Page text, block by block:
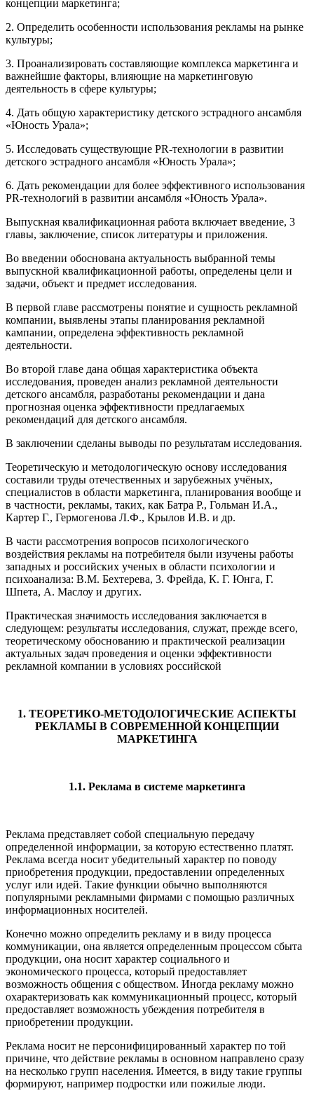
концепции маркетинга;
2. Определить особенности использования рекламы на рынке
культуры;
3. Проанализировать составляющие комплекса маркетинга и
важнейшие факторы, влияющие на маркетинговую
деятельность в сфере культуры;
4. Дать общую характеристику детского эстрадного ансамбля
«Юность Урала»;
5. Исследовать существующие PR-технологии в развитии
детского эстрадного ансамбля «Юность Урала»;
6. Дать рекомендации для более эффективного использования
PR-технологий в развитии ансамбля «Юность Урала».
Выпускная квалификационная работа включает введение, 3
главы, заключение, список литературы и приложения.
Во введении обоснована актуальность выбранной темы
выпускной квалификационной работы, определены цели и
задачи, объект и предмет исследования.
В первой главе рассмотрены понятие и сущность рекламной
компании, выявлены этапы планирования рекламной
кампании, определена эффективность рекламной
деятельности.
Во второй главе дана общая характеристика объекта
исследования, проведен анализ рекламной деятельности
детского ансамбля, разработаны рекомендации и дана
прогнозная оценка эффективности предлагаемых
рекомендаций для детского ансамбля.
В заключении сделаны выводы по результатам исследования.
Теоретическую и методологическую основу исследования
составили труды отечественных и зарубежных учёных,
специалистов в области маркетинга, планирования вообще и
в частности, рекламы, таких, как Батра Р., Гольман И.А.,
Картер Г., Гермогенова Л.Ф., Крылов И.В. и др.
В части рассмотрения вопросов психологического
воздействия рекламы на потребителя были изучены работы
западных и российских ученых в области психологии и
психоанализа: В.М. Бехтерева, 3. Фрейда, К. Г. Юнга, Г.
Шпета, А. Маслоу и других.
Практическая значимость исследования заключается в
следующем: результаты исследования, служат, прежде всего,
теоретическому обоснованию и практической реализации
актуальных задач проведения и оценки эффективности
рекламной компании в условиях российской
1. ТЕОРЕТИКО-МЕТОДОЛОГИЧЕСКИЕ АСПЕКТЫ
РЕКЛАМЫ В СОВРЕМЕННОЙ КОНЦЕПЦИИ
МАРКЕТИНГА
1.1. Реклама в системе маркетинга
Реклама представляет собой специальную передачу
определенной информации, за которую естественно платят.
Реклама всегда носит убедительный характер по поводу
приобретения продукции, предоставлении определенных
услуг или идей. Такие функции обычно выполняются
популярными рекламными фирмами с помощью различных
информационных носителей.
Конечно можно определить рекламу и в виду процесса
коммуникации, она является определенным процессом сбыта
продукции, она носит характер социального и
экономического процесса, который предоставляет
возможность общения с обществом. Иногда рекламу можно
охарактеризовать как коммуникационный процесс, который
предоставляет возможность убеждения потребителя в
приобретении продукции.
Реклама носит не персонифицированный характер по той
причине, что действие рекламы в основном направлено сразу
на несколько групп населения. Имеется, в виду такие группы
формируют, например подростки или пожилые люди.